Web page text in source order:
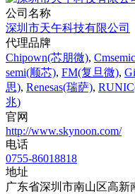
公司名称
深圳市天午科技有限公司
代理品牌
Chipown(芯朋微),
semi(顺芯), FM(复旦微),
思), Renesas(瑞萨),
兆)
官网
http://www.skynoon.com/
电话
0755-86018818
地址
广东省深圳市南山区高新